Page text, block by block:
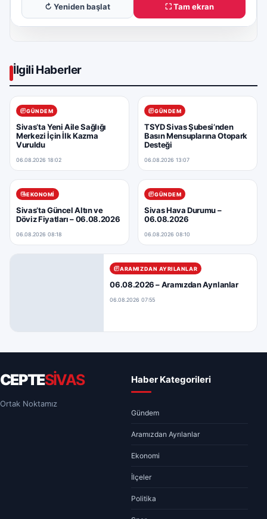
↻ Yeniden başlat ⛶ Tam ekran
İlgili Haberler
GÜNDEM
Sivas’ta Yeni Aile Sağlığı
Merkezi İçin İlk Kazma
Vuruldu
06.08.2026 18:02
GÜNDEM
TSYD Sivas Şubesi’nden
Basın Mensuplarına Otopark
Desteği
06.08.2026 13:07
EKONOMI
Sivas’ta Güncel Altın ve
Döviz Fiyatları – 06.08.2026
06.08.2026 08:18
GÜNDEM
Sivas Hava Durumu –
06.08.2026
06.08.2026 08:10
ARAMIZDAN AYRILANLAR
06.08.2026 – Aramızdan Ayrılanlar
06.08.2026 07:55
CEPTESİVAS
Ortak Noktamız
Haber Kategorileri
Gündem
Aramızdan Ayrılanlar
Ekonomi
İlçeler
Politika